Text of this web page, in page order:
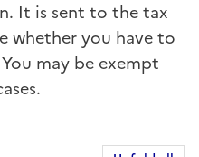
It is sent to the tax
whether you have to
may be exempt